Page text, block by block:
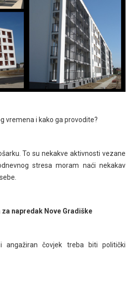
vremena i kako ga provodite?
To su nekakve aktivnosti vezane
stresa moram naći nekakav
za napredak Nove Gradiške
angažiran čovjek treba biti politički